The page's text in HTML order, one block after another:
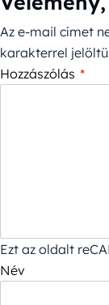
Az e-mail címet
karakterrel
Hozzászólás *
Ezt az oldalt
Név